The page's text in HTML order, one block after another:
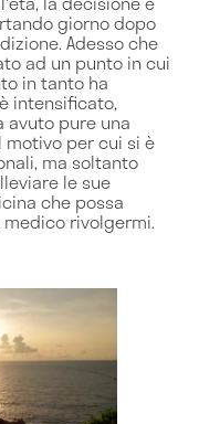
giorno dopo
Adesso che
ad un punto in cui
in tanto ha
intensificato,
avuto pure una
per cui si è
ma soltanto
le sue
che possa
rivolgermi.